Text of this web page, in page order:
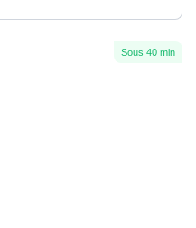
Sous 40 min